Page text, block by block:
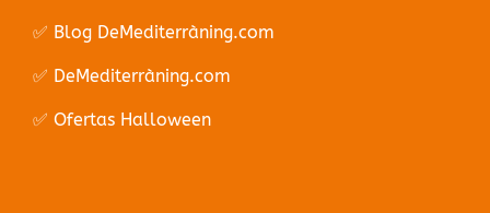
✅ Blog DeMediterràning.com
✅ DeMediterràning.com
✅ Ofertas Halloween